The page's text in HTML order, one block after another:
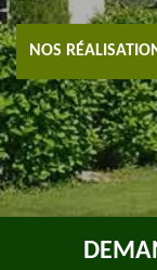
NOS